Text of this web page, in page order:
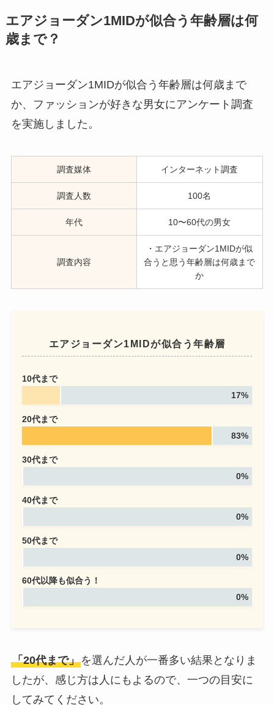
エアジョーダン1MIDが似合う年齢層は何
歳まで？
エアジョーダン1MIDが似合う年齢層は何歳まで
か、ファッションが好きな男女にアンケート調査
を実施しました。
調査媒体 インターネット調査
調査人数 100名
年代 10〜60代の男女
調査内容
・エアジョーダン1MIDが似
合うと思う年齢層は何歳まで
か
エアジョーダン1MIDが似合う年齢層
10代まで
17%
20代まで
83%
30代まで
0%
40代まで
0%
50代まで
0%
60代以降も似合う！
0%
「20代まで」を選んだ人が一番多い結果となりま
したが、感じ方は人にもよるので、一つの目安に
してみてください。